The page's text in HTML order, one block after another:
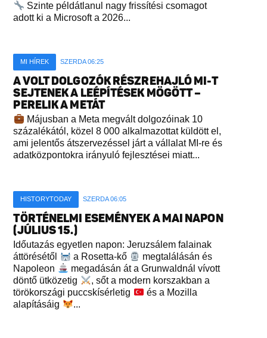
Szinte példátlanul nagy frissítési csomagot
adott ki a Microsoft a 2026...
MI HÍREK SZERDA 06:25
A VOLT DOLGOZÓK RÉSZREHAJLÓ MI-T
SEJTENEK A LEÉPÍTÉSEK MÖGÖTT –
PERELIK A METÁT
Májusban a Meta megvált dolgozóinak 10
százalékától, közel 8 000 alkalmazottat küldött el,
ami jelentős átszervezéssel járt a vállalat MI-re és
adatközpontokra irányuló fejlesztései miatt...
HISTORYTODAY SZERDA 06:05
TÖRTÉNELMI ESEMÉNYEK A MAI NAPON
(JÚLIUS 15.)
Időutazás egyetlen napon: Jeruzsálem falainak
áttörésétől
a Rosetta-kő
megtalálásán és
Napoleon
megadásán át a Grunwaldnál vívott
döntő ütközetig
, sőt a modern korszakban a
törökországi puccskísérletig
és a Mozilla
alapításáig
...